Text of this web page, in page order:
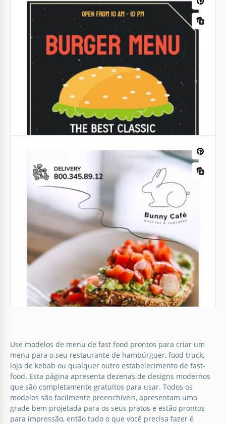
Menu Simples de Restaurante de
Hambúrguer
Você deseja atualizar o cardápio em seu
estabelecimento de fast food?
Google Docs
Cardápio de Sanduíches e Hot-Dogs
Você deseja um design exclusivo de menu para o
seu restaurante?
Google Docs
Menu de Sanduíches
Satisfaça seus desejos com o nosso modelo de
cardápio de sanduíches.
Use modelos de menu de fast food prontos para criar um
menu para o seu restaurante de hambúrguer, food truck,
loja de kebab ou qualquer outro estabelecimento de fast-
food. Esta página apresenta dezenas de designs modernos
que são completamente gratuitos para usar. Todos os
modelos são facilmente preenchíveis, apresentam uma
grade bem projetada para os seus pratos e estão prontos
para impressão, então tudo o que você precisa fazer é